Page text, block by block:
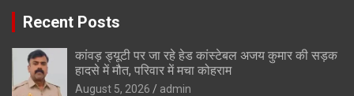
Recent Posts
कांवड़ ड्यूटी पर जा रहे हेड कांस्टेबल अजय कुमार की सड़क
हादसे में मौत, परिवार में मचा कोहराम
August 5, 2026 admin